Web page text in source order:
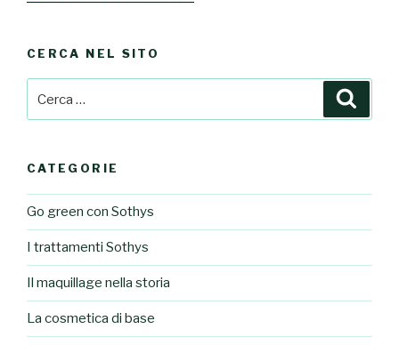
CERCA NEL SITO
CATEGORIE
Go green con Sothys
I trattamenti Sothys
Il maquillage nella storia
La cosmetica di base